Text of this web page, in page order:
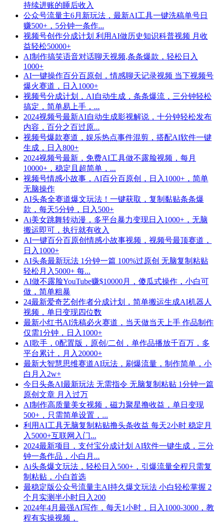
持续进账的睡后收入
公众号流量主6月新玩法，最新AI工具一键洗稿单号日
赚500+，5分钟一条作...
视频号创作分成计划 利用AI做历史知识科普视频 月收
益轻松50000+
AI制作搞笑语音对话聊天视频,条条爆款，轻松日入
1000+
AI一键操作百分百原创，情感聊天记录视频 当下视频号
爆火赛道，日入1000+
视频号分成计划，AI自动生成，条条爆流，三分钟轻松
搞定，简单易上手，...
2024视频号最新AI自动生成影视解说，十分钟轻松发布
内容，百分之百过原...
视频号爆款赛道，娱乐热点事件混剪，搭配AI软件一键
生成，日入800+
2024视频号最新，免费AI工具做不露脸视频，每月
10000+，稳定且超简单，...
视频号情感小故事，AI百分百原创，日入1000+，简单
无脑操作
AI头条全赛道爆文玩法！一键获取，复制黏贴条条爆
款，每天5分钟，日入500+
Ai美女跳舞转动漫，多平台暴力变现日入1000+，无脑
搬运即可，执行就有收入
AI一键百分百原创情感小故事视频，视频号最顶赛道，
日入1000+
AI头条最新玩法 1分钟一篇 100%过原创 无脑复制粘贴
轻松月入5000+ 每...
AI做不露脸YouTube赚$10000月，傻瓜式操作，小白可
做，简单粗暴
24最新爱奇艺创作者分成计划，简单搬运生成AI机器人
视频，单日变现四位数
最新小红书AI洗稿必火赛道，当天做当天上手 作品制作
仅需1分钟，日入1000+
AI歌手，0配置版，原创/二创，单作品播放千百万，多
平台累计，月入20000+
最新大智慧思维赛道AI玩法，刷爆流量，制作简单，小
白月入2w+
今日头条AI最新玩法 无需指令 无脑复制粘贴 1分钟一篇
原创文章 月入过万
AI制作高质量美女视频，磁力聚星撸收益，单日变现
500+，只需简单设置，...
利用AI工具无脑复制粘贴撸头条收益 每天2小时 稳定月
入5000+互联网入门...
2024最新项目，支付宝分成计划 AI软件一键生成，三分
钟一条作品，小白月...
Ai头条爆文玩法，轻松日入500+，引爆流量全程只需复
制粘贴，小白首选
最稳定版公众号流量主AI持久爆文玩法 小白轻松掌握 2
个月实测半小时日入200
2024年4月最强AI写作，每天1小时，日入1000-3000，教
程有实操视频，